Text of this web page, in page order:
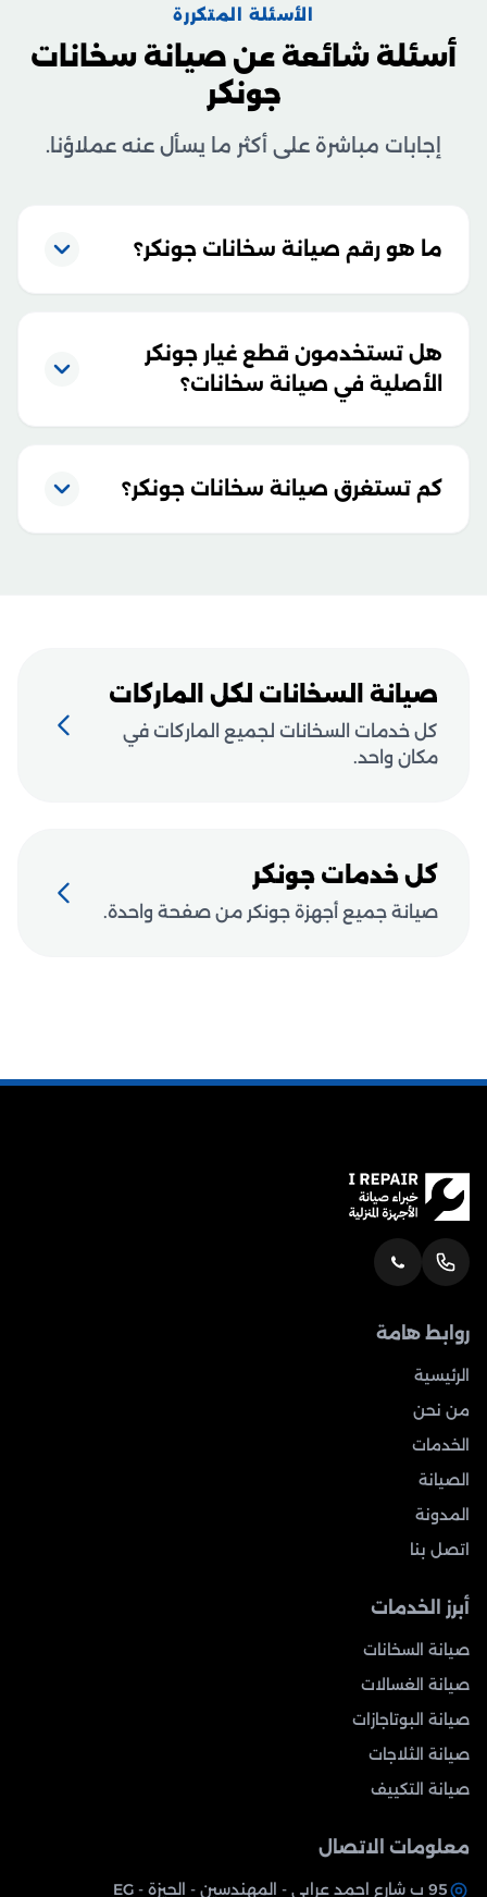
الأسئلة المتكررة
أسئلة شائعة عن صيانة سخانات
جونكر
إجابات مباشرة على أكثر ما يسأل عنه عملاؤنا.
ما هو رقم صيانة سخانات جونكر؟
هل تستخدمون قطع غيار جونكر
الأصلية في صيانة سخانات؟
كم تستغرق صيانة سخانات جونكر؟
صيانة السخانات لكل الماركات
كل خدمات السخانات لجميع الماركات في
مكان واحد.
كل خدمات جونكر
صيانة جميع أجهزة جونكر من صفحة واحدة.
روابط هامة
الرئيسية
من نحن
الخدمات
الصيانة
المدونة
اتصل بنا
أبرز الخدمات
صيانة السخانات
صيانة الغسالات
صيانة البوتاجازات
صيانة الثلاجات
صيانة التكييف
معلومات الاتصال
95 ب شارع احمد عرابي - المهندسين - الجيزة - EG